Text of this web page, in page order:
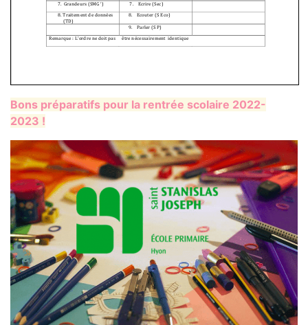
Bons préparatifs pour la rentrée scolaire 2022-
2023 !